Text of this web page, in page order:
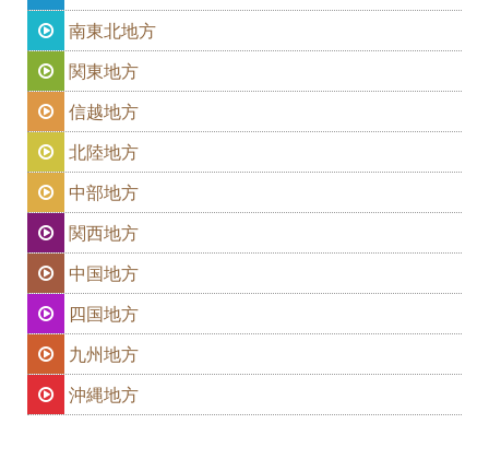
南東北地方
関東地方
信越地方
北陸地方
中部地方
関西地方
中国地方
四国地方
九州地方
沖縄地方